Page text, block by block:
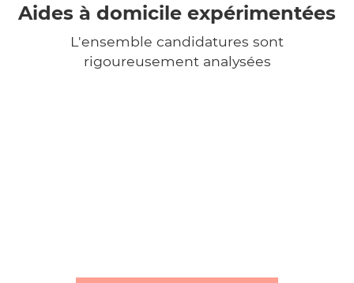
Aides à domicile expérimentées
L'ensemble candidatures sont
rigoureusement analysées